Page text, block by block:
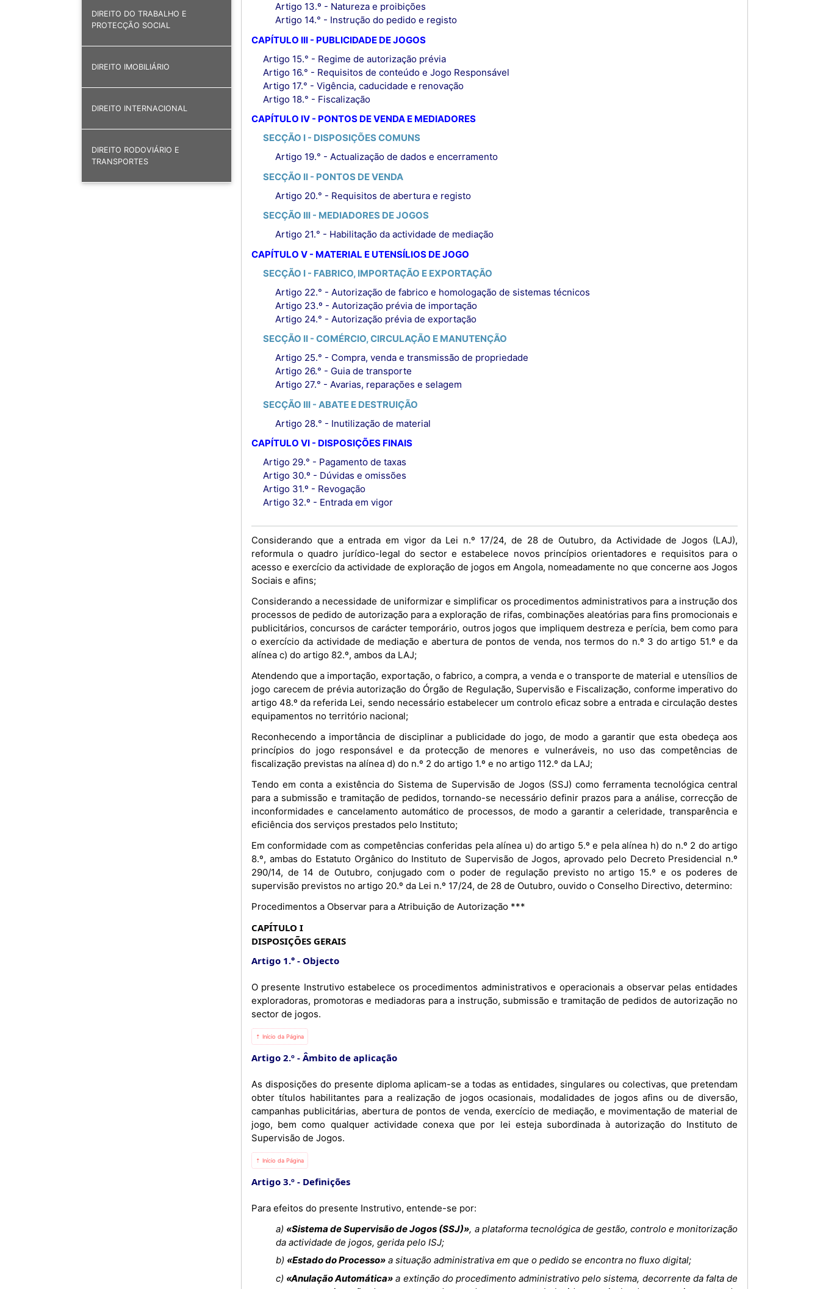
DIREITO DO TRABALHO E
PROTECÇÃO SOCIAL
DIREITO IMOBILIÁRIO
DIREITO INTERNACIONAL
DIREITO RODOVIÁRIO E
TRANSPORTES
Artigo 13.º - Natureza e proibições
Artigo 14.° - Instrução do pedido e registo
CAPÍTULO III - PUBLICIDADE DE JOGOS
Artigo 15.° - Regime de autorização prévia
Artigo 16.° - Requisitos de conteúdo e Jogo Responsável
Artigo 17.° - Vigência, caducidade e renovação
Artigo 18.° - Fiscalização
CAPÍTULO IV - PONTOS DE VENDA E MEDIADORES
SECÇÃO I - DISPOSIÇÕES COMUNS
Artigo 19.° - Actualização de dados e encerramento
SECÇÃO II - PONTOS DE VENDA
Artigo 20.° - Requisitos de abertura e registo
SECÇÃO III - MEDIADORES DE JOGOS
Artigo 21.° - Habilitação da actividade de mediação
CAPÍTULO V - MATERIAL E UTENSÍLIOS DE JOGO
SECÇÃO I - FABRICO, IMPORTAÇÃO E EXPORTAÇÃO
Artigo 22.° - Autorização de fabrico e homologação de sistemas técnicos
Artigo 23.º - Autorização prévia de importação
Artigo 24.° - Autorização prévia de exportação
SECÇÃO II - COMÉRCIO, CIRCULAÇÃO E MANUTENÇÃO
Artigo 25.° - Compra, venda e transmissão de propriedade
Artigo 26.° - Guia de transporte
Artigo 27.° - Avarias, reparações e selagem
SECÇÃO III - ABATE E DESTRUIÇÃO
Artigo 28.° - Inutilização de material
CAPÍTULO VI - DISPOSIÇÕES FINAIS
Artigo 29.° - Pagamento de taxas
Artigo 30.º - Dúvidas e omissões
Artigo 31.º - Revogação
Artigo 32.º - Entrada em vigor
Considerando que a entrada em vigor da Lei n.º 17/24, de 28 de Outubro, da Actividade de Jogos (LAJ),
reformula o quadro jurídico-legal do sector e estabelece novos princípios orientadores e requisitos para o
acesso e exercício da actividade de exploração de jogos em Angola, nomeadamente no que concerne aos Jogos
Sociais e afins;
Considerando a necessidade de uniformizar e simplificar os procedimentos administrativos para a instrução dos
processos de pedido de autorização para a exploração de rifas, combinações aleatórias para fins promocionais e
publicitários, concursos de carácter temporário, outros jogos que impliquem destreza e perícia, bem como para
o exercício da actividade de mediação e abertura de pontos de venda, nos termos do n.º 3 do artigo 51.º e da
alínea c) do artigo 82.º, ambos da LAJ;
Atendendo que a importação, exportação, o fabrico, a compra, a venda e o transporte de material e utensílios de
jogo carecem de prévia autorização do Órgão de Regulação, Supervisão e Fiscalização, conforme imperativo do
artigo 48.º da referida Lei, sendo necessário estabelecer um controlo eficaz sobre a entrada e circulação destes
equipamentos no território nacional;
Reconhecendo a importância de disciplinar a publicidade do jogo, de modo a garantir que esta obedeça aos
princípios do jogo responsável e da protecção de menores e vulneráveis, no uso das competências de
fiscalização previstas na alínea d) do n.º 2 do artigo 1.º e no artigo 112.º da LAJ;
Tendo em conta a existência do Sistema de Supervisão de Jogos (SSJ) como ferramenta tecnológica central
para a submissão e tramitação de pedidos, tornando-se necessário definir prazos para a análise, correcção de
inconformidades e cancelamento automático de processos, de modo a garantir a celeridade, transparência e
eficiência dos serviços prestados pelo Instituto;
Em conformidade com as competências conferidas pela alínea u) do artigo 5.º e pela alínea h) do n.º 2 do artigo
8.º, ambas do Estatuto Orgânico do Instituto de Supervisão de Jogos, aprovado pelo Decreto Presidencial n.º
290/14, de 14 de Outubro, conjugado com o poder de regulação previsto no artigo 15.º e os poderes de
supervisão previstos no artigo 20.º da Lei n.º 17/24, de 28 de Outubro, ouvido o Conselho Directivo, determino:
Procedimentos a Observar para a Atribuição de Autorização ***
CAPÍTULO I
DISPOSIÇÕES GERAIS
Artigo 1.°
Objecto
O presente Instrutivo estabelece os procedimentos administrativos e operacionais a observar pelas entidades
exploradoras, promotoras e mediadoras para a instrução, submissão e tramitação de pedidos de autorização no
sector de jogos.
⇡ Início da Página
Artigo 2.º Âmbito de aplicação
As disposições do presente diploma aplicam-se a todas as entidades, singulares ou colectivas, que pretendam
obter títulos habilitantes para a realização de jogos ocasionais, modalidades de jogos afins ou de diversão,
campanhas publicitárias, abertura de pontos de venda, exercício de mediação, e movimentação de material de
jogo, bem como qualquer actividade conexa que por lei esteja subordinada à autorização do Instituto de
Supervisão de Jogos.
⇡ Início da Página
Artigo 3.º Definições
Para efeitos do presente Instrutivo, entende-se por:
a) «Sistema de Supervisão de Jogos (SSJ)», a plataforma tecnológica de gestão, controlo e monitorização
da actividade de jogos, gerida pelo ISJ;
b) «Estado do Processo»a situação administrativa em que o pedido se encontra no fluxo digital;
c) «Anulação Automática» a extinção do procedimento administrativo pelo sistema, decorrente da falta de